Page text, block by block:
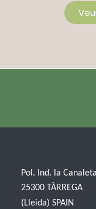
Pol. Ind. la
25300 TÀRREGA
(Lleida) SPAIN